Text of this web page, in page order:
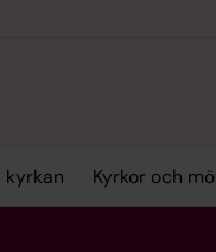
kyrkan Kyrkor och